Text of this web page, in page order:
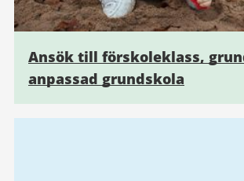
Ansök till förskoleklass,
anpassad grundskola